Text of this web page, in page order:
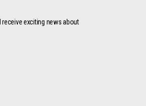
exciting news about